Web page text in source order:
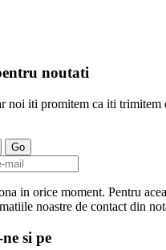
noutati
noi iti promitem ca iti trimitem
in orice moment. Pentru
noastre de contact din
si pe